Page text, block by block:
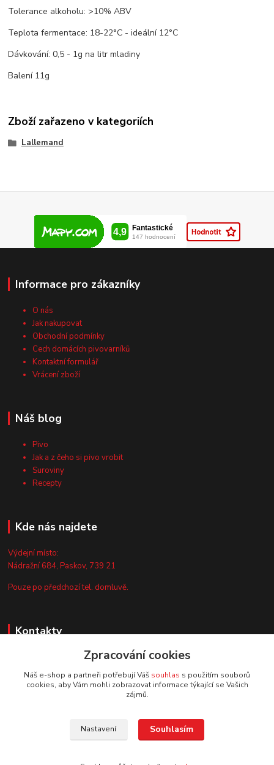
Tolerance alkoholu: >10% ABV
Teplota fermentace: 18-22°C - ideální 12°C
Dávkování: 0,5 - 1g na litr mladiny
Balení 11g
Zboží zařazeno v kategoriích
Lallemand
Informace pro zákazníky
O nás
Jak nakupovat
Obchodní podmínky
Cech domácích pivovarníků
Kontaktní formulář
Vrácení zboží
Náš blog
Pivo
Jak a z čeho si pivo vrobit
Suroviny
Recepty
Kde nás najdete
Výdejní místo:
Nádražní 684, Paskov, 739 21
Pouze po předchozí tel. domluvě.
Kontakty
+420 735 044 675
(Po-Pá, 8-13 hod.)
Zpracování cookies
Náš e-shop a partneři potřebují Váš souhlas s použitím souborů
cookies, aby Vám mohli zobrazovat informace týkající se Vašich
zájmů.
Nastavení Souhlasím